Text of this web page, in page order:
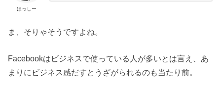
— ほっしー (@hossy_fe_ap)
2017年4月12日
ほっしー
ま、そりゃそうですよね。
Facebookはビジネスで使っている人が多いとは言え、あ
まりにビジネス感だすとうざがられるのも当たり前。